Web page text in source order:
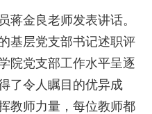
蒋金良老师发表讲话。
基层党支部书记述职评
院党支部工作水平呈逐
了令人瞩目的优异成
教师力量，每位教师都